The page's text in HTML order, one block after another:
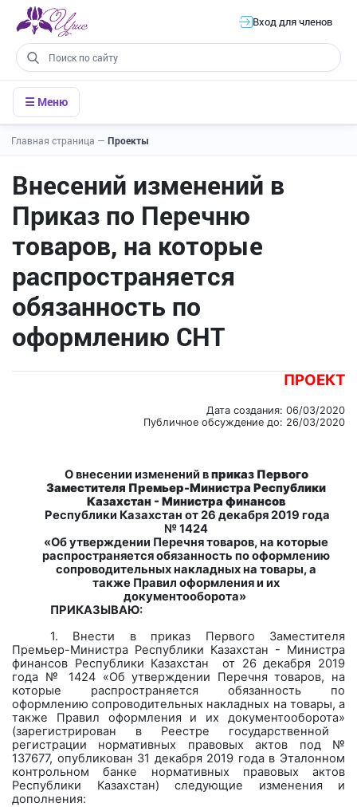
Вход для членов
☰ Меню
Главная страница — Проекты
Внесений изменений в
Приказ по Перечню
товаров, на которые
распространяется
обязанность по
оформлению СНТ
ПРОЕКТ
Дата создания: 06/03/2020
Публичное обсуждение до: 26/03/2020
О внесении изменений вприказ Первого
Заместителя Премьер-Министра Республики
Казахстан - Министра финансов
Республики Казахстан от 26 декабря 2019 года
№ 1424
«Об утверждении Перечня товаров, на которые
распространяется обязанность по оформлению
сопроводительных накладных на товары, а
также Правил оформления и их
документооборота»
ПРИКАЗЫВАЮ:
1. Внести в приказ Первого Заместителя
Премьер-Министра Республики Казахстан - Министра
финансов Республики Казахстан
от 26декабря 2019
года № 1424 «Об утверждении Перечня товаров, на
которые распространяется обязанность по
оформлению сопроводительных накладных на товары, а
также Правил оформления и их документооборота»
(зарегистрирован в Реестре государственной
регистрации нормативных правовых актов под №
137677, опубликован 31 декабря 2019 года в Эталонном
контрольном банке нормативных правовых актов
Республики Казахстан) следующие изменения и
дополнения: